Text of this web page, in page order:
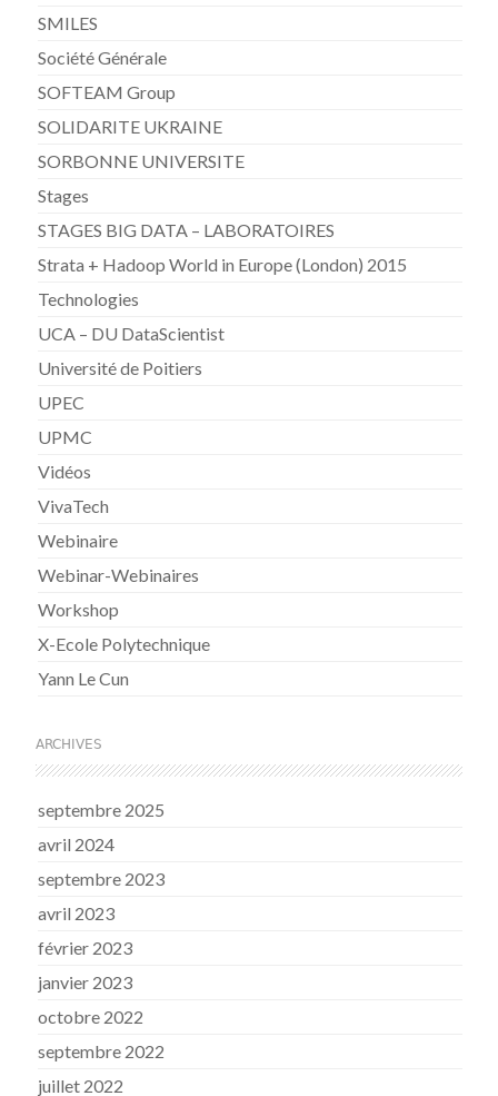
SMILES
Société Générale
SOFTEAM Group
SOLIDARITE UKRAINE
SORBONNE UNIVERSITE
Stages
STAGES BIG DATA – LABORATOIRES
Strata + Hadoop World in Europe (London) 2015
Technologies
UCA – DU DataScientist
Université de Poitiers
UPEC
UPMC
Vidéos
VivaTech
Webinaire
Webinar-Webinaires
Workshop
X-Ecole Polytechnique
Yann Le Cun
ARCHIVES
septembre 2025
avril 2024
septembre 2023
avril 2023
février 2023
janvier 2023
octobre 2022
septembre 2022
juillet 2022